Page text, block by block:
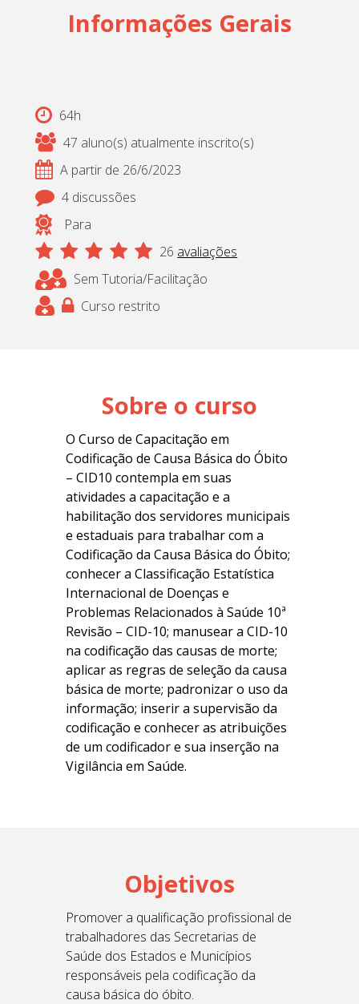
Informações Gerais
64h
47 aluno(s) atualmente inscrito(s)
A partir de 26/6/2023
4 discussões
Para
26 avaliações
Sem Tutoria/Facilitação
Curso restrito
Sobre o curso
O Curso de Capacitação em
Codificação de Causa Básica do Óbito
– CID10 contempla em suas
atividades a capacitação e a
habilitação dos servidores municipais
e estaduais para trabalhar com a
Codificação da Causa Básica do Óbito;
conhecer a Classificação Estatística
Internacional de Doenças e
Problemas Relacionados à Saúde 10ª
Revisão – CID-10; manusear a CID-10
na codificação das causas de morte;
aplicar as regras de seleção da causa
básica de morte; padronizar o uso da
informação; inserir a supervisão da
codificação e conhecer as atribuições
de um codificador e sua inserção na
Vigilância em Saúde.
Objetivos
Promover a qualificação profissional de
trabalhadores das Secretarias de
Saúde dos Estados e Municípios
responsáveis pela codificação da
causa básica do óbito.